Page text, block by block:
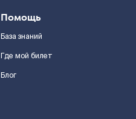
Помощь
База знаний
Где мой билет
Блог